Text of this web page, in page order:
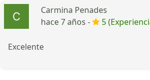
Carmina Penades
hace 7 años -
5
Excelente